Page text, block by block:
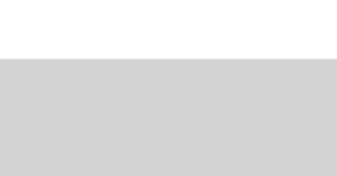
de tela